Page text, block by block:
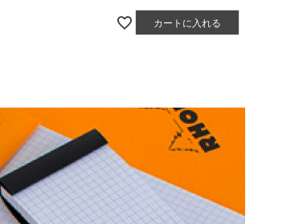
カートに入れる